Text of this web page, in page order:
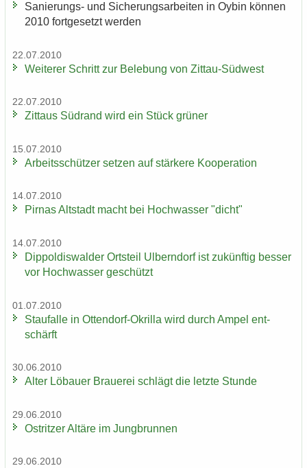
Sanierungs-​ und Si­che­rungs­ar­bei­ten in Oybin kön­nen
2010 fort­ge­setzt wer­den
22.07.2010
Wei­te­rer Schritt zur Be­le­bung von Zittau-​Südwest
22.07.2010
Zit­taus Süd­rand wird ein Stück grü­ner
15.07.2010
Ar­beits­schüt­zer set­zen auf stär­ke­re Ko­ope­ra­ti­on
14.07.2010
Pirnas Alt­stadt macht bei Hoch­was­ser "dicht"
14.07.2010
Di­ppol­dis­wal­der Orts­teil Ulb­ern­dorf ist zu­künf­tig bes­ser
vor Hoch­was­ser ge­schützt
01.07.2010
Stau­f­al­le in Ottendorf-​Okrilla wird durch Ampel ent­
schärft
30.06.2010
Alter Lö­bau­er Braue­rei schlägt die letz­te Stun­de
29.06.2010
Ost­rit­zer Al­tä­re im Jung­brun­nen
29.06.2010